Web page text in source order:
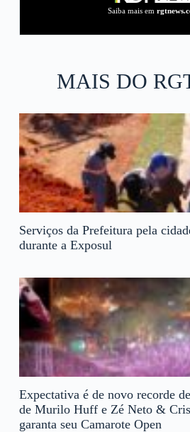
Saiba mais em
MAIS DO
Serviços da Prefeitura pela
durante a Exposul
Expectativa é de novo recorde
de Murilo Huff e Zé Neto &
garanta seu Camarote Open